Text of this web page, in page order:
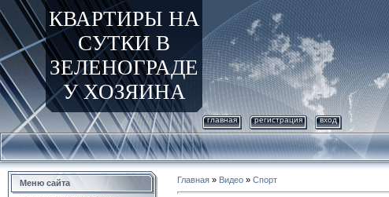
КВАРТИРЫ НА
СУТКИ В
ЗЕЛЕНОГРАДЕ
У ХОЗЯИНА
главная регистрация вход
Меню сайта Главная » Видео » Спорт